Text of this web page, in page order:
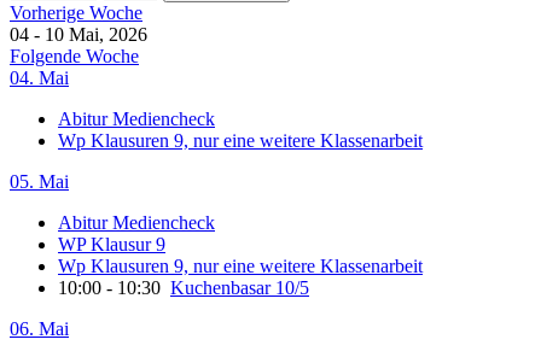
Vorherige Woche
04 - 10 Mai, 2026
Folgende Woche
04. Mai
Abitur Mediencheck
Wp Klausuren 9, nur eine weitere Klassenarbeit
05. Mai
Abitur Mediencheck
WP Klausur 9
Wp Klausuren 9, nur eine weitere Klassenarbeit
10:00 - 10:30 Kuchenbasar 10/5
06. Mai